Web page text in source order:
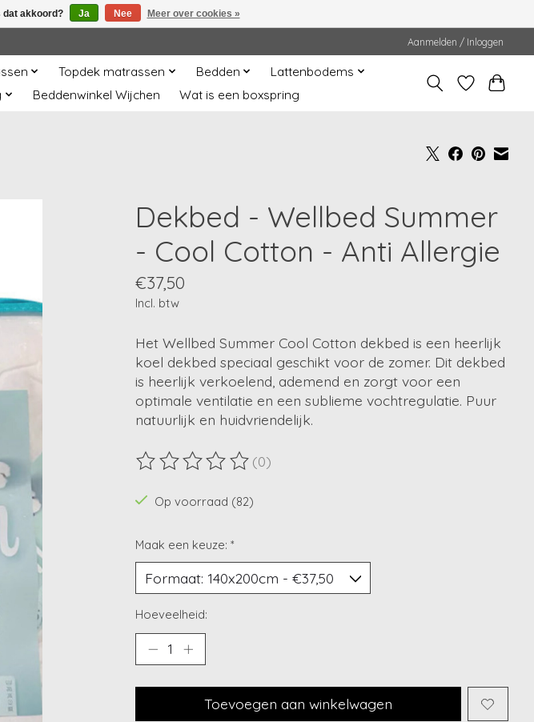
Aanmelden / Inloggen
Topdek matrassen Bedden
Lattenbodems
Beddenwinkel Wijchen Wat is een boxspring
Dekbed - Wellbed Summer
- Cool Cotton - Anti Allergie
€37,50
Incl. btw
Het Wellbed Summer Cool Cotton dekbed is een heerlijk
koel dekbed speciaal geschikt voor de zomer. Dit dekbed
is heerlijk verkoelend, ademend en zorgt voor een
optimale ventilatie en een sublieme vochtregulatie. Puur
natuurlijk en huidvriendelijk.
De beoordeling van dit product is
(0)
Op voorraad (82)
Maak een keuze: *
Hoeveelheid:
Toevoegen aan winkelwagen
dat akkoord? Ja Nee Meer over cookies »